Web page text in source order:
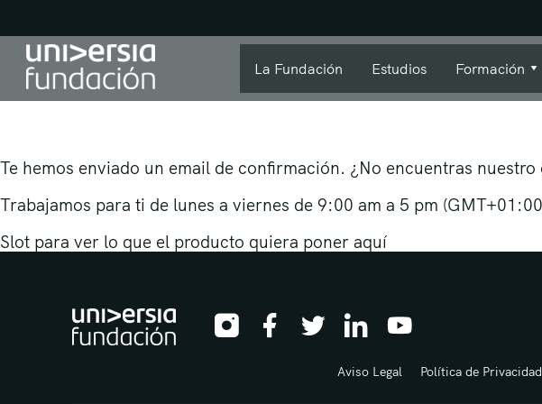
La Fundación Estudios Formación
Te hemos enviado un email de confirmación. ¿No encuentras
Trabajamos para ti de lunes a viernes de 9:00 am a 5 pm
Slot para ver lo que el producto quiera poner aquí
Aviso Legal Polí­tica de Privacidad